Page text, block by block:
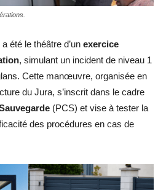
été le théâtre d’un exercice
, simulant un incident de niveau 1
Cette manœuvre, organisée en
du Jura, s’inscrit dans le cadre
(PCS) et vise à tester la
des procédures en cas de